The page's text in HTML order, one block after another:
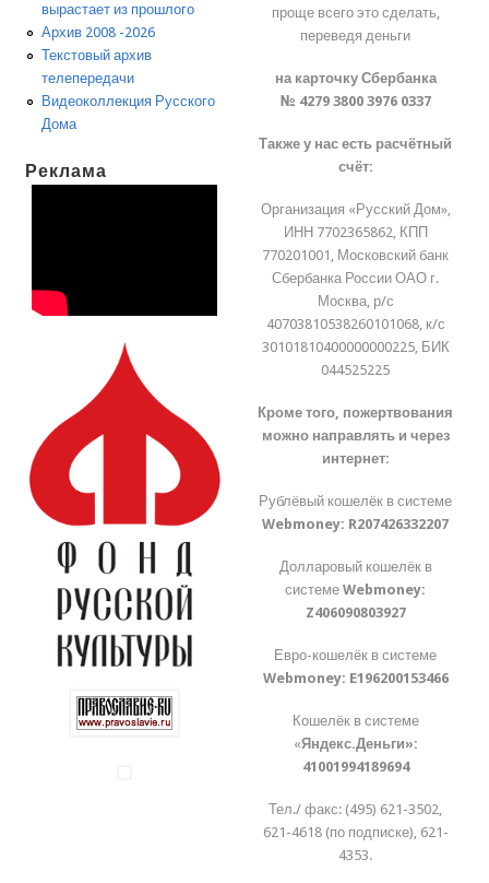
вырастает из прошлого
Архив 2008 -2026
Текстовый архив
телепередачи
Видеоколлекция Русского
Дома
Реклама
проще всего это сделать,
переведя деньги
на карточку Сбербанка
№ 4279 3800 3976 0337
Также у нас есть расчётный
счёт:
Организация «Русский Дом»,
ИНН 7702365862, КПП
770201001, Московский банк
Сбербанка России ОАО г.
Москва, р/с
40703810538260101068, к/с
30101810400000000225, БИК
044525225
Кроме того, пожертвования
можно направлять и через
интернет:
Рублёвый кошелёк в системе
Webmoney: R207426332207
Долларовый кошелёк в
системеWebmoney:
Z406090803927
Евро-кошелёк в системе
Webmoney: E196200153466
Кошелёк в системе
«Яндекс.Деньги»:
41001994189694
Тел./ факс: (495) 621-3502,
621-4618 (по подписке), 621-
4353.